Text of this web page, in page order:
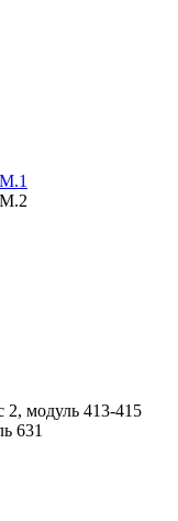
2, модуль 413-415
631